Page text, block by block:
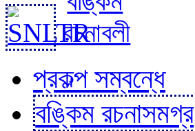
প্রকল্প সম্বন্ধে
বঙ্কিম রচনাসমগ্র